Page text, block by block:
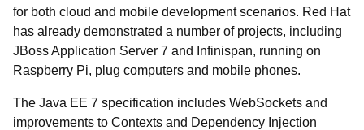
for both cloud and mobile development scenarios. Red Hat
has already demonstrated a number of projects, including
JBoss Application Server 7 and Infinispan, running on
Raspberry Pi, plug computers and mobile phones.
The Java EE 7 specification includes WebSockets and
improvements to Contexts and Dependency Injection